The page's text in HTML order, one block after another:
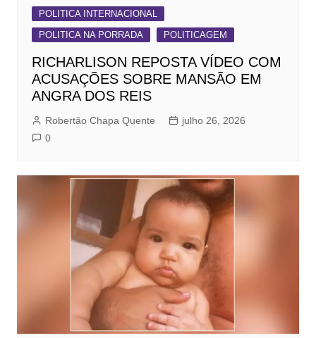
POLITICA INTERNACIONAL
POLITICA NA PORRADA
POLITICAGEM
RICHARLISON REPOSTA VÍDEO COM
ACUSAÇÕES SOBRE MANSÃO EM
ANGRA DOS REIS
Robertão Chapa Quente
julho 26, 2026
0